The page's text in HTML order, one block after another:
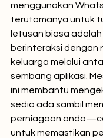
menggunakan
terutamanya untuk
letusan biasa
berinteraksi dengan
keluarga melalui
sembang aplikasi.
ini membantu
sedia ada sambil
perniagaan
untuk memastikan